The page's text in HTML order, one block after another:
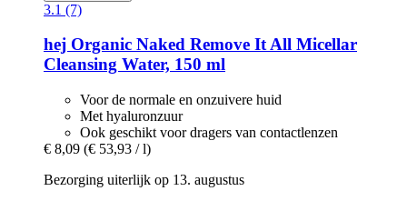
3.1 (7)
hej Organic Naked Remove It All Micellar
Cleansing Water, 150 ml
Voor de normale en onzuivere huid
Met hyaluronzuur
Ook geschikt voor dragers van contactlenzen
€ 8,09 (€ 53,93 / l)
Bezorging uiterlijk op 13. augustus